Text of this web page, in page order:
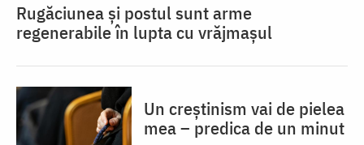
Rugăciunea și postul sunt arme
regenerabile în lupta cu vrăjmașul
Un creștinism vai de pielea
mea – predica de un minut